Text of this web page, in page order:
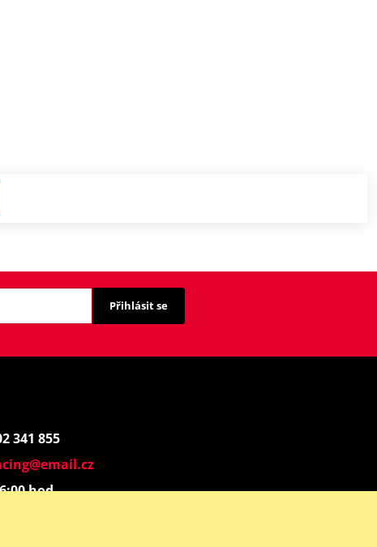
Přihlásit se
341 855
hod.